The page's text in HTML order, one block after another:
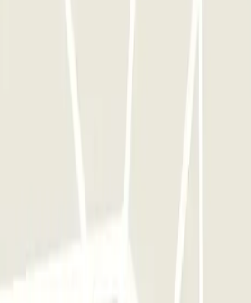
fer ús de tota la xarxa de
disponibles a Parclick.
entrar i sortir del pàrquing
vulguis.